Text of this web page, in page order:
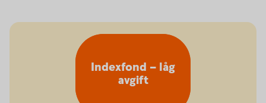
Indexfond – låg
avgift